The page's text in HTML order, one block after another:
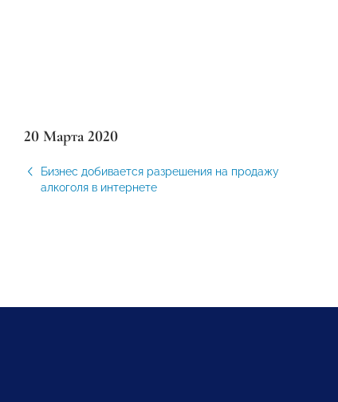
20 Марта 2020
Бизнес добивается разрешения на продажу
алкоголя в интернете